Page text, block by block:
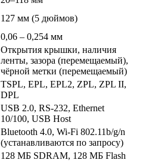
127 мм (5 дюймов)
0,06 – 0,254 мм
Открытия крышки, наличия
ленты, зазора (перемещаемый),
чёрной метки (перемещаемый)
TSPL, EPL, EPL2, ZPL, ZPL II,
DPL
USB 2.0, RS-232, Ethernet
10/100, USB Host
Bluetooth 4.0, Wi-Fi 802.11b/g/n
(устанавливаются по запросу)
128 МБ SDRAM, 128 МБ Flash